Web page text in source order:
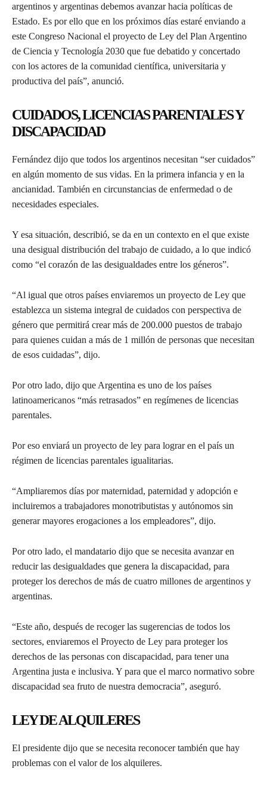
argentinos y argentinas debemos avanzar hacia políticas de
Estado. Es por ello que en los próximos días estaré enviando a
este Congreso Nacional el proyecto de Ley del Plan Argentino
de Ciencia y Tecnología 2030 que fue debatido y concertado
con los actores de la comunidad científica, universitaria y
productiva del país”, anunció.
CUIDADOS, LICENCIAS PARENTALES Y
DISCAPACIDAD
Fernández dijo que todos los argentinos necesitan “ser cuidados”
en algún momento de sus vidas. En la primera infancia y en la
ancianidad. También en circunstancias de enfermedad o de
necesidades especiales.
Y esa situación, describió, se da en un contexto en el que existe
una desigual distribución del trabajo de cuidado, a lo que indicó
como “el corazón de las desigualdades entre los géneros”.
“Al igual que otros países enviaremos un proyecto de Ley que
establezca un sistema integral de cuidados con perspectiva de
género que permitirá crear más de 200.000 puestos de trabajo
para quienes cuidan a más de 1 millón de personas que necesitan
de esos cuidadas”, dijo.
Por otro lado, dijo que Argentina es uno de los países
latinoamericanos “más retrasados” en regímenes de licencias
parentales.
Por eso enviará un proyecto de ley para lograr en el país un
régimen de licencias parentales igualitarias.
“Ampliaremos días por maternidad, paternidad y adopción e
incluiremos a trabajadores monotributistas y autónomos sin
generar mayores erogaciones a los empleadores”, dijo.
Por otro lado, el mandatario dijo que se necesita avanzar en
reducir las desigualdades que genera la discapacidad, para
proteger los derechos de más de cuatro millones de argentinos y
argentinas.
“Este año, después de recoger las sugerencias de todos los
sectores, enviaremos el Proyecto de Ley para proteger los
derechos de las personas con discapacidad, para tener una
Argentina justa e inclusiva. Y para que el marco normativo sobre
discapacidad sea fruto de nuestra democracia”, aseguró.
LEY DE ALQUILERES
El presidente dijo que se necesita reconocer también que hay
problemas con el valor de los alquileres.